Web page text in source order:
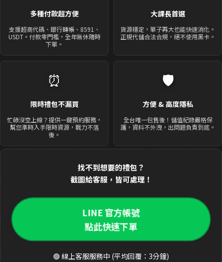
多種付款超方便
支援超商代碼、銀行轉帳、8591、
USDT。付款零門檻，全年無休隨時
下單。
大課長首選
貨源穩定，單子再大也能快速消化。
正規代儲合法合規，絕不使用黑卡。
⏰
限時禮包不漏買
忙碌沒空上線？提供一鍵預約服務，
幫您準時入手限時資源，戰力不落
後。
🛡️
方便 & 高度隱私
全台唯一包售後！儲值紀錄嚴格保
護，資料不外洩，出問題負責到底。
找不到想要的禮包？
截圖給客服，皆可處理！
LINE 官方帳號
點此快速下單
🟢 線上客服服務中 (平均回覆：3分鐘)